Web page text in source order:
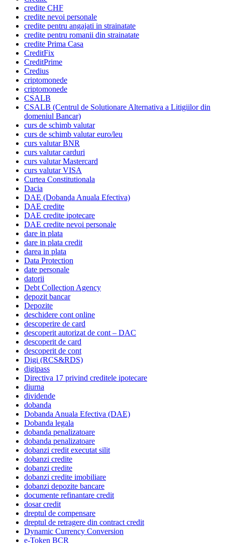
credite CHF
credite nevoi personale
credite pentru angajati in strainatate
credite pentru romanii din strainatate
credite Prima Casa
CreditFix
CreditPrime
Credius
criptomonede
criptomonede
CSALB
CSALB (Centrul de Solutionare Alternativa a Litigiilor din
domeniul Bancar)
curs de schimb valutar
curs de schimb valutar euro/leu
curs valutar BNR
curs valutar carduri
curs valutar Mastercard
curs valutar VISA
Curtea Constitutionala
Dacia
DAE (Dobanda Anuala Efectiva)
DAE credite
DAE credite ipotecare
DAE credite nevoi personale
dare in plata
dare in plata credit
darea in plata
Data Protection
date personale
datorii
Debt Collection Agency
depozit bancar
Depozite
deschidere cont online
descoperire de card
descoperit autorizat de cont – DAC
descoperit de card
descoperit de cont
Digi (RCS&RDS)
digipass
Directiva 17 privind creditele ipotecare
diurna
dividende
dobanda
Dobanda Anuala Efectiva (DAE)
Dobanda legala
dobanda penalizatoare
dobanda penalizatoare
dobanzi credit executat silit
dobanzi credite
dobanzi credite
dobanzi credite imobiliare
dobanzi depozite bancare
documente refinantare credit
dosar credit
dreptul de compensare
dreptul de retragere din contract credit
Dynamic Currency Conversion
e-Token BCR